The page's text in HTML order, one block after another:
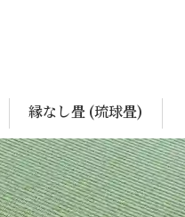
縁なし畳 (琉球畳)